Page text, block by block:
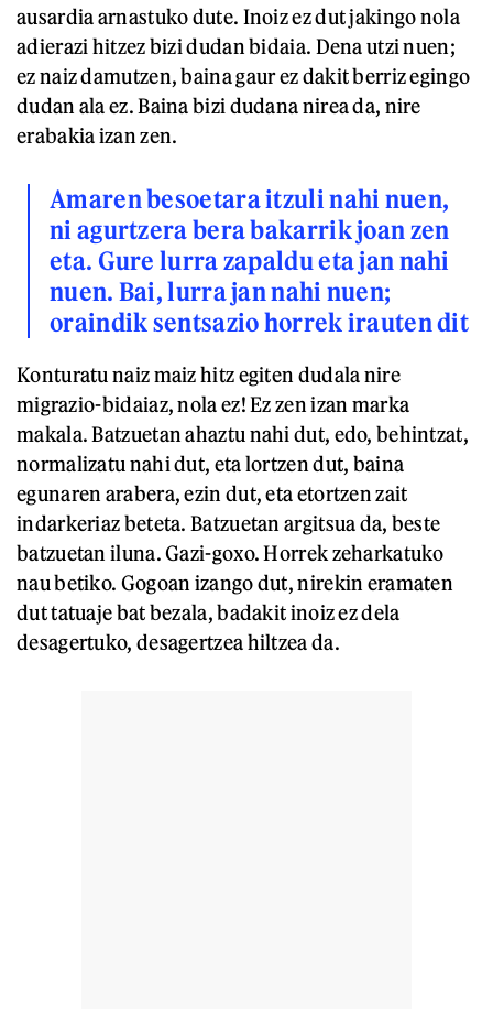
ausardia arnastuko dute. Inoiz ez dut jakingo nola
adierazi hitzez bizi dudan bidaia. Dena utzi nuen;
ez naiz damutzen, baina gaur ez dakit berriz egingo
dudan ala ez. Baina bizi dudana nirea da, nire
erabakia izan zen.
Amaren besoetara itzuli nahi nuen,
ni agurtzera bera bakarrik joan zen
eta. Gure lurra zapaldu eta jan nahi
nuen. Bai, lurra jan nahi nuen;
oraindik sentsazio horrek irauten dit
Konturatu naiz maiz hitz egiten dudala nire
migrazio-bidaiaz, nola ez! Ez zen izan marka
makala. Batzuetan ahaztu nahi dut, edo, behintzat,
normalizatu nahi dut, eta lortzen dut, baina
egunaren arabera, ezin dut, eta etortzen zait
indarkeriaz beteta. Batzuetan argitsua da, beste
batzuetan iluna. Gazi-goxo. Horrek zeharkatuko
nau betiko. Gogoan izango dut, nirekin eramaten
dut tatuaje bat bezala, badakit inoiz ez dela
desagertuko, desagertzea hiltzea da.